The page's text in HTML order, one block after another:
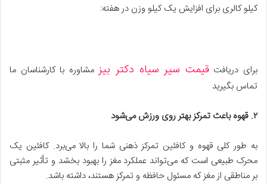
کیلو کالری برای افزایش یک کیلو وزن در هفته:
برای دریافتقیمت سیر سیاه دکتر بیز مشاوره با کارشناسان ما
تماس بگیرید
۲. قهوه باعث تمرکز بهتر روی ورزش می‌شود
به طور کلی قهوه و کافئین تمرکز ذهنی شما را بالا می‌برد. کافئین یک
محرک طبیعی است که می‌تواند عملکرد مغز را بهبود بخشد و تأثیر مثبتی
بر مناطقی از مغز که مسئول حافظه و تمرکز هستند، داشته باشد.